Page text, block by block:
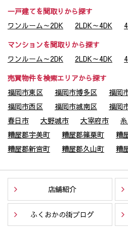
一戸建てを間取りから探す
ワンルーム～2DK
2LDK～4DK
マンションを間取りから探す
ワンルーム～2DK
2LDK～4DK
売買物件を検索エリアから探す
福岡市東区
福岡市博多区 福岡
福岡市西区
福岡市城南区 福岡
春日市
大野城市 大宰府市
糟屋郡宇美町
糟屋郡篠栗町 糟
糟屋郡新宮町
糟屋郡久山町 糟
店舗紹介
ふくおかの街ブログ